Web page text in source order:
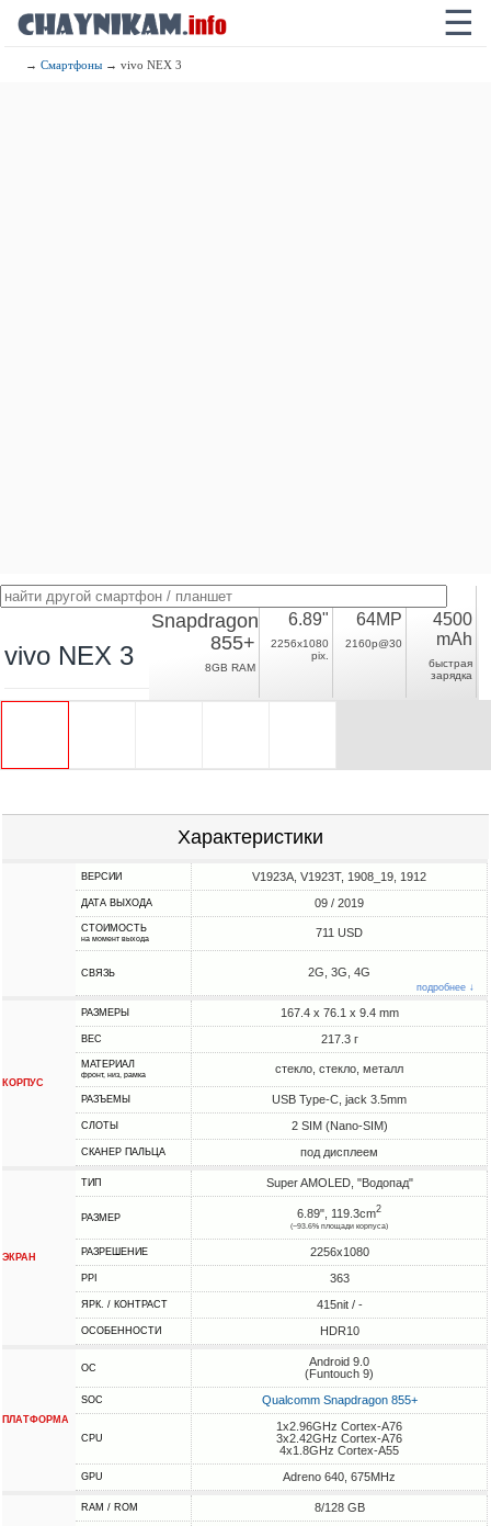
☰
→Смартфоны → vivo NEX 3
vivo NEX 3
Snapdragon
855+
8GB RAM
6.89"
2256x1080
pix.
64MP
2160p@30
4500
mAh
быстрая
зарядка
Характеристики
ВЕРСИИ V1923A, V1923T, 1908_19, 1912
ДАТА ВЫХОДА 09 / 2019
СТОИМОСТЬ
на момент выхода 711 USD
СВЯЗЬ 2G, 3G, 4G
подробнее ↓
КОРПУС
РАЗМЕРЫ 167.4 x 76.1 x 9.4 mm
ВЕС 217.3 г
МАТЕРИАЛ
фронт, низ, рамка стекло, стекло, металл
РАЗЪЕМЫ USB Type-C, jack 3.5mm
СЛОТЫ 2 SIM (Nano-SIM)
СКАНЕР ПАЛЬЦА под дисплеем
ЭКРАН
ТИП Super AMOLED, "Водопад"
РАЗМЕР 6.89", 119.3cm2
(~93.6% площади корпуса)
РАЗРЕШЕНИЕ 2256x1080
PPI 363
ЯРК. / КОНТРАСТ 415nit / -
ОСОБЕННОСТИ HDR10
ПЛАТФОРМА
ОС
Android 9.0
(Funtouch 9)
SOC Qualcomm Snapdragon 855+
CPU
1x2.96GHz Cortex-A76
3x2.42GHz Cortex-A76
4x1.8GHz Cortex-A55
GPU Adreno 640, 675MHz
RAM / ROM 8/128 GB